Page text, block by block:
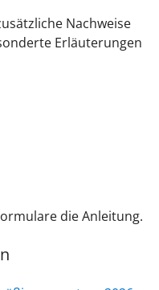
Nachweise
Erläuterungen
die Anleitung.